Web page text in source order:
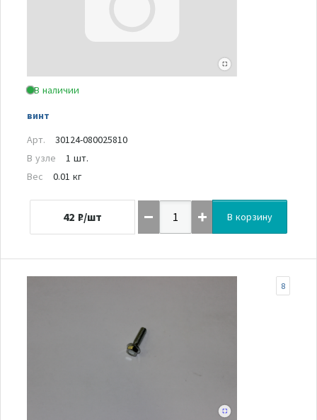
В наличии
винт
Арт.
30124-080025810
В узле
1 шт.
Вес
0.01 кг
42 ₽/шт В корзину
8